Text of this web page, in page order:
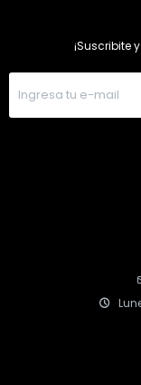
¡Suscribite